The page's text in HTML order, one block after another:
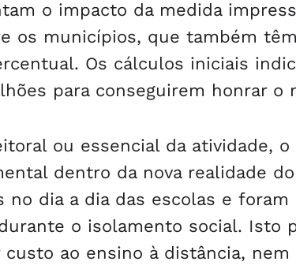
o impacto da medida
os municípios, que também
Os cálculos iniciais
para conseguirem honrar o
ou essencial da atividade,
dentro da nova realidade
no dia a dia das escolas e
o isolamento social. Isto
ao ensino à distância,